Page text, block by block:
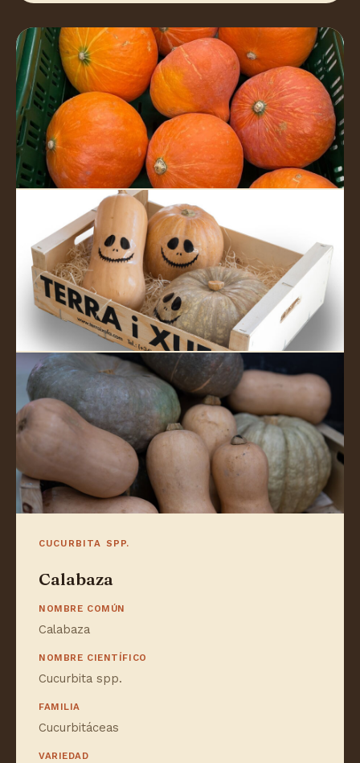
CUCURBITA SPP.
Calabaza
NOMBRE COMÚN
Calabaza
NOMBRE CIENTÍFICO
Cucurbita spp.
FAMILIA
Cucurbitáceas
VARIEDAD